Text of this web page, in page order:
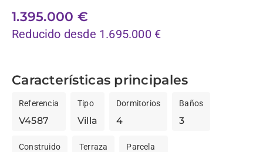
1.395.000 €
Reducido desde 1.695.000 €
Características principales
Referencia
V4587
Tipo
Villa
Dormitorios
4
Baños
3
Construido Terraza Parcela